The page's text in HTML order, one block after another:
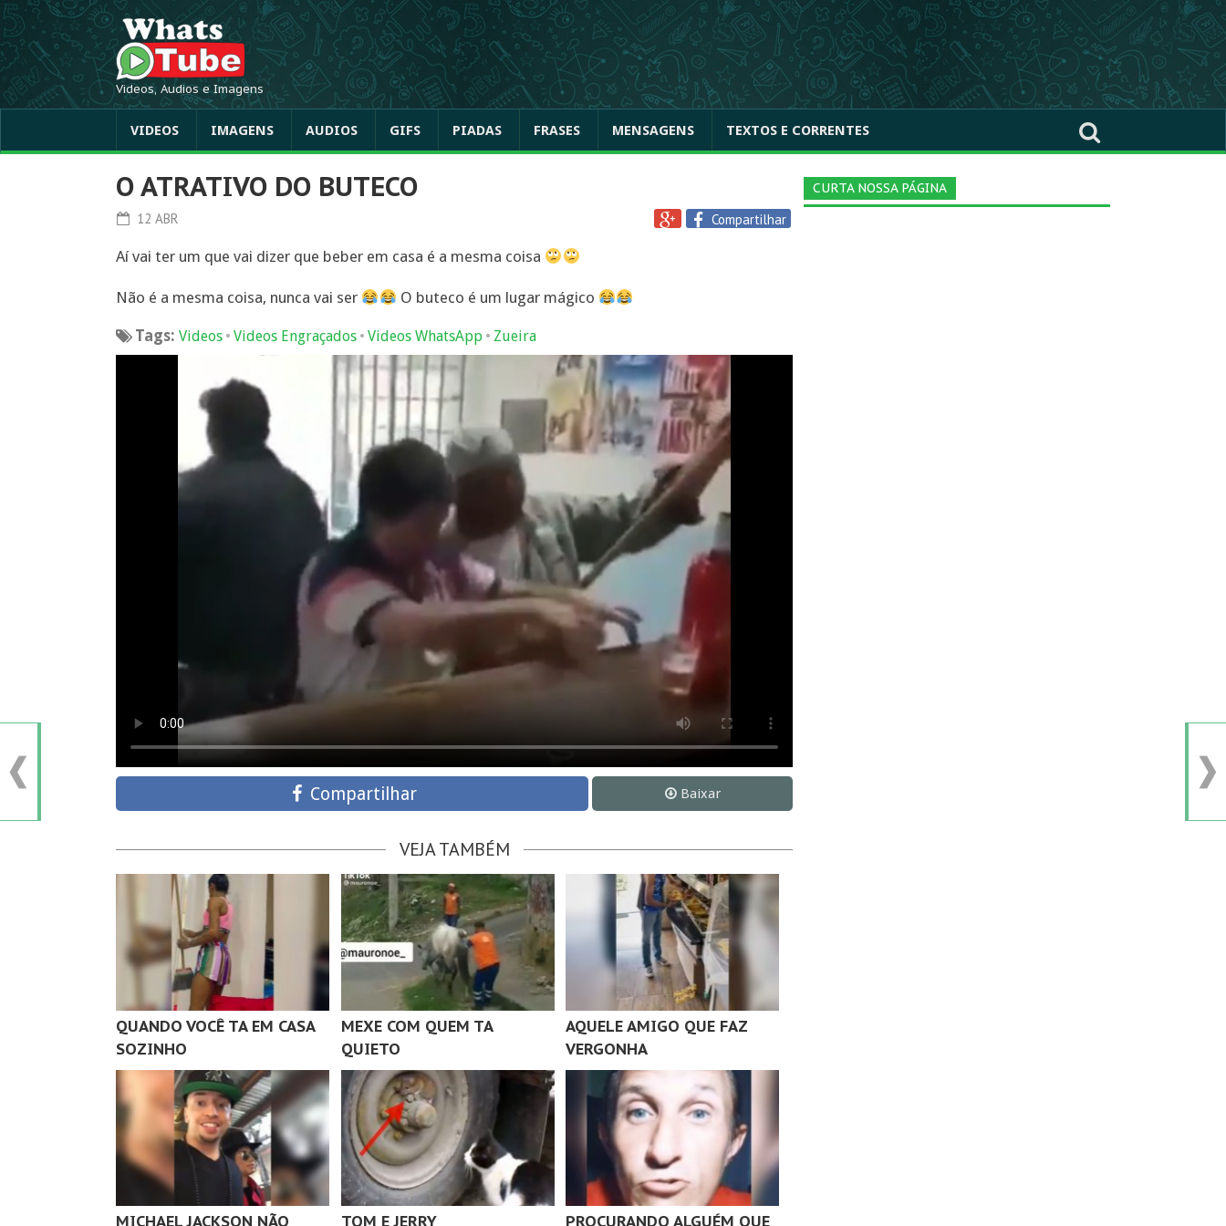
Videos, Audios e Imagens
VIDEOS IMAGENS AUDIOS GIFS PIADAS FRASES MENSAGENS TEXTOS E CORRENTES
O ATRATIVO DO BUTECO
12 ABR Compartilhar
Aí vai ter um que vai dizer que beber em casa é a mesma coisa
Não é a mesma coisa, nunca vai ser O buteco é um lugar mágico
Tags: Videos • Videos Engraçados • Videos WhatsApp • Zueira
Compartilhar Baixar
VEJA TAMBÉM
QUANDO VOCÊ TA EM CASA
SOZINHO
MEXE COM QUEM TA
QUIETO
AQUELE AMIGO QUE FAZ
VERGONHA
MICHAEL JACKSON NÃO TOM E JERRY PROCURANDO ALGUÉM QUE
CURTA NOSSA PÁGINA